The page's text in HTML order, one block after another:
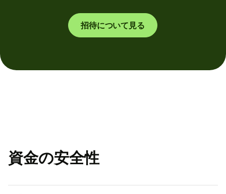
招待について見る
資金の安全性